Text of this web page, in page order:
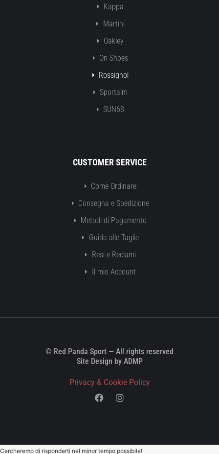
Kappa
Martini
Oakley
On Shoes
Rossignol
Sportalm
SUN68
CUSTOMER SERVICE
Come Ordinare
Consegna e Spedizione
Metodi di Pagamento
Guida alle Taglie
Resi e Reclami
Il mio Account
© Red Panda Sport — All rights reserved
Site Design by ADMP
Privacy & Cookie Policy
Cercheremo di risponderti nel minor tempo possibile!